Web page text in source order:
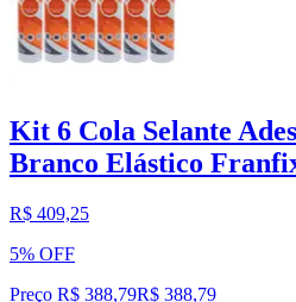
Kit 6 Cola Selante
Branco Elástico
R$ 409,25
5% OFF
Preço R$ 388,79R$ 388,79